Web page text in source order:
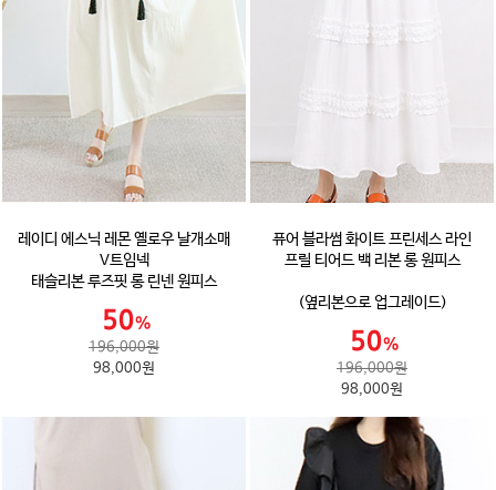
레이디 에스닉 레몬 옐로우 날개소매
V트임넥
태슬리본 루즈핏 롱 린넨 원피스
196,000원
98,000원
퓨어 블라썸 화이트 프린세스 라인
프릴 티어드 백 리본 롱 원피스
(옆리본으로 업그레이드)
196,000원
98,000원